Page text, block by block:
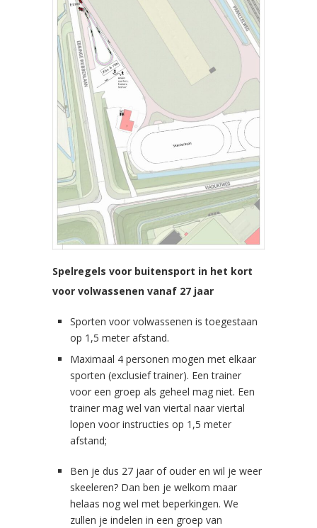
Spelregels voor buitensport in het kort
voor volwassenen vanaf 27 jaar
Sporten voor volwassenen is toegestaan
op 1,5 meter afstand.
Maximaal 4 personen mogen met elkaar
sporten (exclusief trainer). Een trainer
voor een groep als geheel mag niet. Een
trainer mag wel van viertal naar viertal
lopen voor instructies op 1,5 meter
afstand;
Ben je dus 27 jaar of ouder en wil je weer
skeeleren? Dan ben je welkom maar
helaas nog wel met beperkingen. We
zullen je indelen in een groep van